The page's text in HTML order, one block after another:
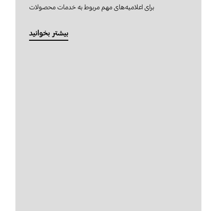
برای اعلامیه‌های مهم مربوط به خدمات محصولات
بیشتر بخوانید